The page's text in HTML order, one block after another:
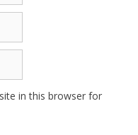
in this browser for